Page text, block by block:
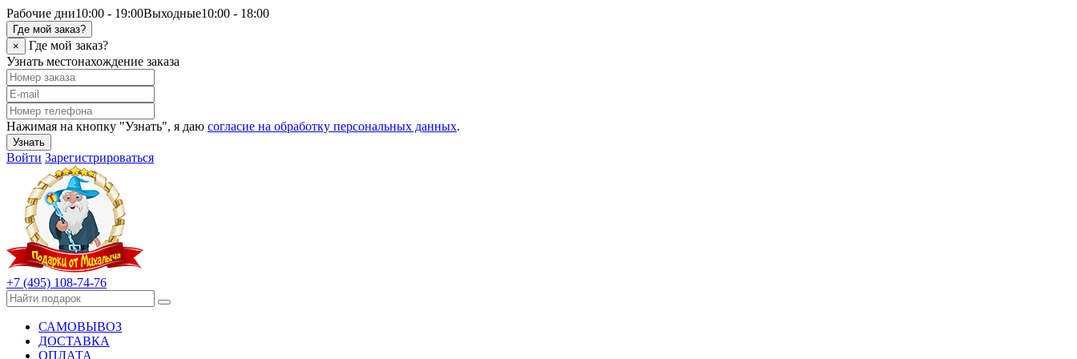
Рабочие дни10:00 - 19:00Выходные10:00 - 18:00
Где мой заказ?
×
Где мой заказ?
Узнать местонахождение заказа
Нажимая на кнопку "Узнать", я даю согласие на обработку персональных данных.
Узнать
Войти Зарегистрироваться
+7 (495) 108-74-76
САМОВЫВОЗ
ДОСТАВКА
ОПЛАТА